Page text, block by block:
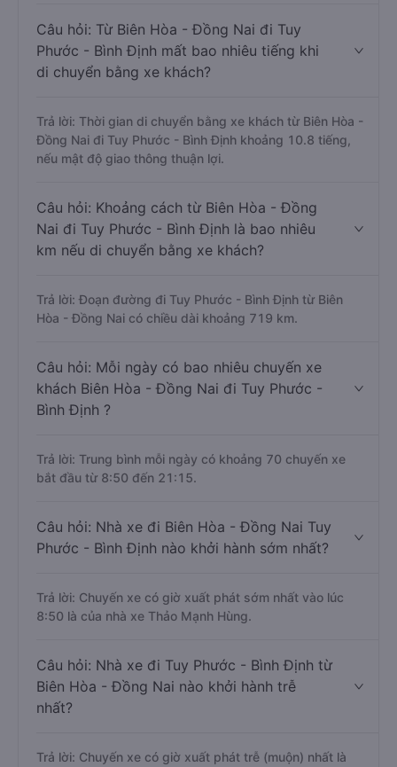
Câu hỏi: Từ Biên Hòa - Đồng Nai đi Tuy
Phước - Bình Định mất bao nhiêu tiếng khi
di chuyển bằng xe khách?
Trả lời: Thời gian di chuyển bằng xe khách từ Biên Hòa -
Đồng Nai đi Tuy Phước - Bình Định khoảng 10.8 tiếng,
nếu mật độ giao thông thuận lợi.
Câu hỏi: Khoảng cách từ Biên Hòa - Đồng
Nai đi Tuy Phước - Bình Định là bao nhiêu
km nếu di chuyển bằng xe khách?
Trả lời: Đoạn đường đi Tuy Phước - Bình Định từ Biên
Hòa - Đồng Nai có chiều dài khoảng 719 km.
Câu hỏi: Mỗi ngày có bao nhiêu chuyến xe
khách Biên Hòa - Đồng Nai đi Tuy Phước -
Bình Định ?
Trả lời: Trung bình mỗi ngày có khoảng 70 chuyến xe
bắt đầu từ 8:50 đến 21:15.
Câu hỏi: Nhà xe đi Biên Hòa - Đồng Nai Tuy
Phước - Bình Định nào khởi hành sớm nhất?
Trả lời: Chuyến xe có giờ xuất phát sớm nhất vào lúc
8:50 là của nhà xe Thảo Mạnh Hùng.
Câu hỏi: Nhà xe đi Tuy Phước - Bình Định từ
Biên Hòa - Đồng Nai nào khởi hành trễ
nhất?
Trả lời: Chuyến xe có giờ xuất phát trễ (muộn) nhất là